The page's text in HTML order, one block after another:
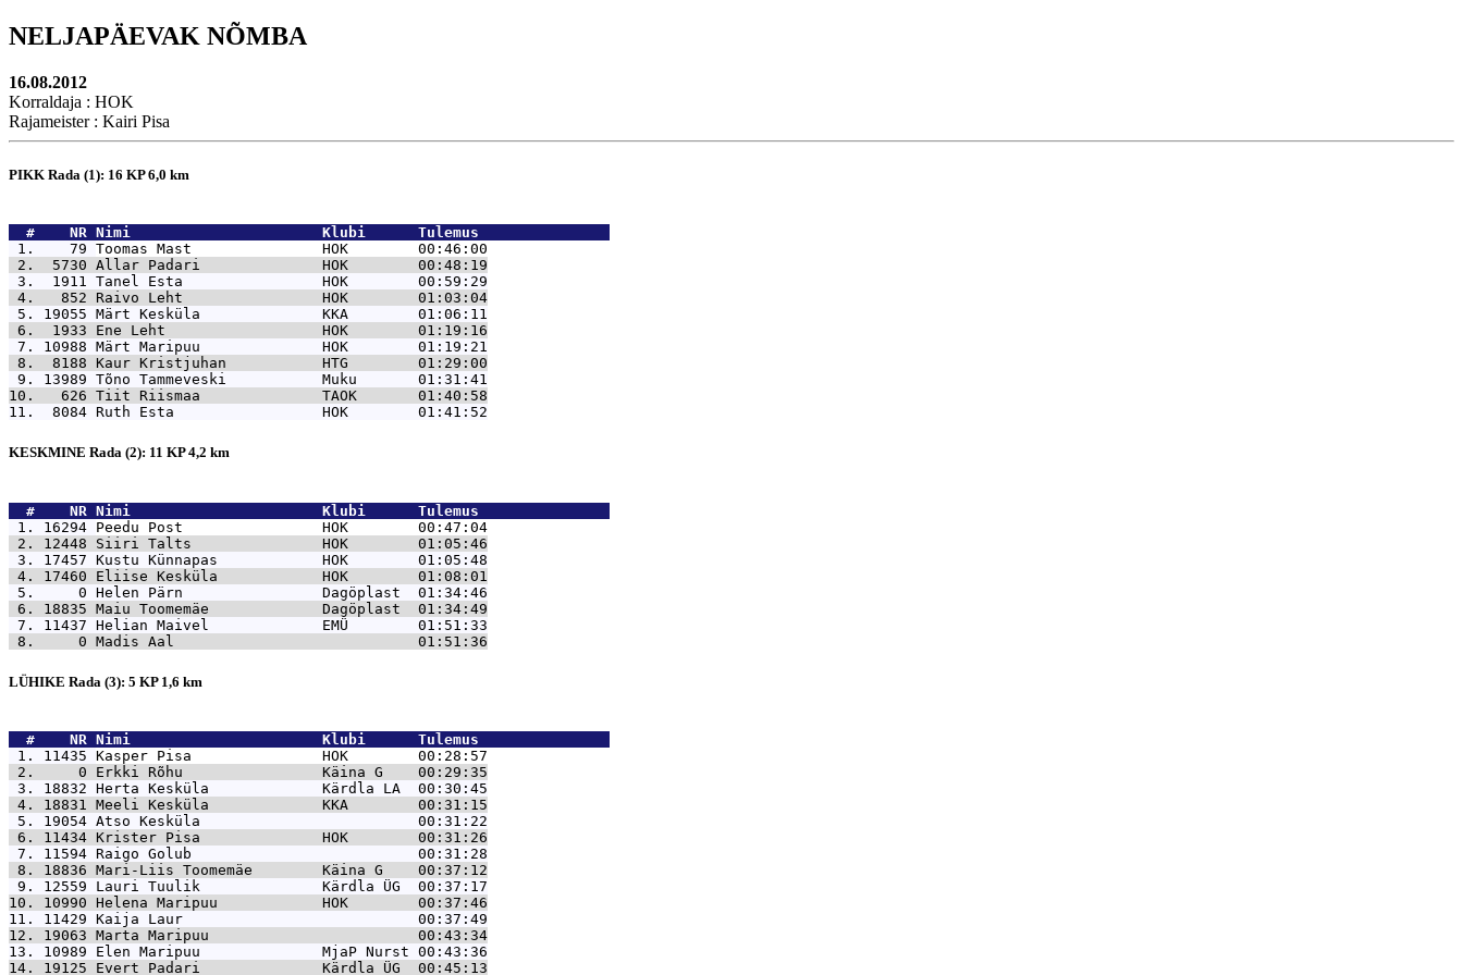
NELJAPÄEVAK NÕMBA
16.08.2012
Korraldaja : HOK
Rajameister : Kairi Pisa
PIKK Rada (1): 16 KP 6,0 km
  #    NR
Nimi                      Klubi      Tulemus
1.    79 Toomas Mast               HOK        00:46:00
2.  5730 Allar Padari              HOK        00:48:19
3.  1911 Tanel Esta                HOK        00:59:29
4.   852 Raivo Leht                HOK        01:03:04
5. 19055 Märt Kesküla              KKA        01:06:11
6.  1933 Ene Leht                  HOK        01:19:16
7. 10988 Märt Maripuu              HOK        01:19:21
8.  8188 Kaur Kristjuhan           HTG        01:29:00
9. 13989 Tõno Tammeveski           Muku       01:31:41
10.   626 Tiit Riismaa              TAOK       01:40:58
11.  8084 Ruth Esta                 HOK        01:41:52
KESKMINE Rada (2): 11 KP 4,2 km
  #    NR
Nimi                      Klubi      Tulemus
1. 16294 Peedu Post                HOK        00:47:04
2. 12448 Siiri Talts               HOK        01:05:46
3. 17457 Kustu Künnapas            HOK        01:05:48
4. 17460 Eliise Kesküla            HOK        01:08:01
5.     0 Helen Pärn                Dagöplast  01:34:46
6. 18835 Maiu Toomemäe             Dagöplast  01:34:49
7. 11437 Helian Maivel             EMÜ        01:51:33
8.     0 Madis Aal                            01:51:36
LÜHIKE Rada (3): 5 KP 1,6 km
  #    NR
Nimi                      Klubi      Tulemus
1. 11435 Kasper Pisa               HOK        00:28:57
2.     0 Erkki Rõhu                Käina G    00:29:35
3. 18832 Herta Kesküla             Kärdla LA  00:30:45
4. 18831 Meeli Kesküla             KKA        00:31:15
5. 19054 Atso Kesküla                         00:31:22
6. 11434 Krister Pisa              HOK        00:31:26
7. 11594 Raigo Golub                          00:31:28
8. 18836 Mari-Liis Toomemäe        Käina G    00:37:12
9. 12559 Lauri Tuulik              Kärdla ÜG  00:37:17
10. 10990 Helena Maripuu            HOK        00:37:46
11. 11429 Kaija Laur                           00:37:49
12. 19063 Marta Maripuu                        00:43:34
13. 10989 Elen Maripuu              MjaP Nurst 00:43:36
14. 19125 Evert Padari              Kärdla ÜG  00:45:13